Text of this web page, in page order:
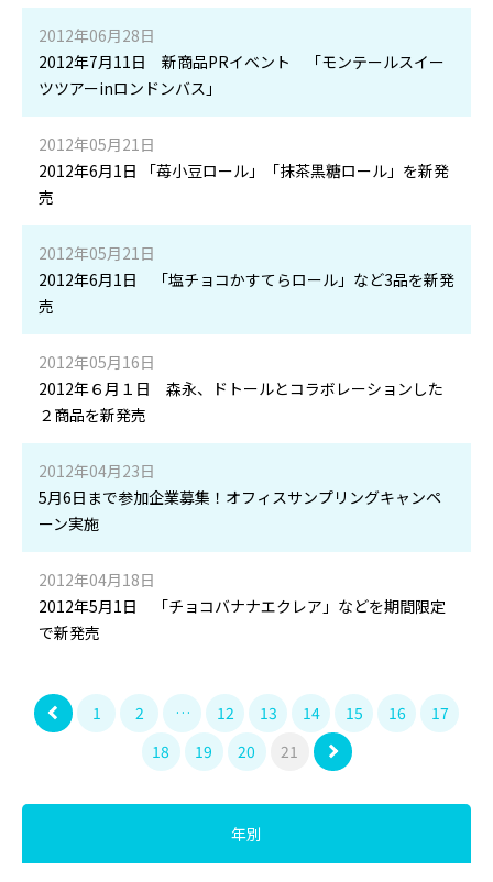
2012年06月28日
2012年7月11日 新商品PRイベント 「モンテールスイー
ツツアーinロンドンバス」
2012年05月21日
2012年6月1日 「苺小豆ロール」「抹茶黒糖ロール」を新発
売
2012年05月21日
2012年6月1日 「塩チョコかすてらロール」など3品を新発
売
2012年05月16日
2012年６月１日 森永、ドトールとコラボレーションした
２商品を新発売
2012年04月23日
5月6日まで参加企業募集！オフィスサンプリングキャンペ
ーン実施
2012年04月18日
2012年5月1日 「チョコバナナエクレア」などを期間限定
で新発売
1 2 … 12 13 14 15 16
17
18
19 20 21
年別